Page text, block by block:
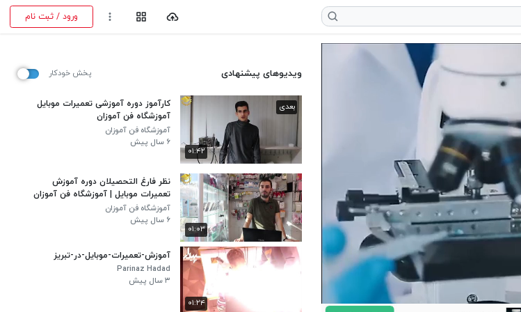
ورود / ثبت نام
ویدیوهای پیشنهادی پخش خودکار
۰۱:۴۲
بعدی
کارآموز دوره آموزشی تعمیرات موبایل
آموزشگاه فن آموزان
آموزشگاه فن آموزان
۶ سال پیش
۰۱:۰۳
نظر فارغ التحصیلان دوره آموزش
تعمیرات موبایل | آموزشگاه فن آموزان
آموزشگاه فن آموزان
۶ سال پیش
۰۱:۲۴
آموزش-تعمیرات-موبایل-در-تبریز
Parinaz Hadad
۳ سال پیش